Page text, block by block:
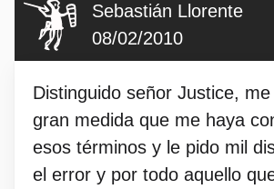
Sebastián Llorente
08/02/2010
Distinguido señor Justice,
gran medida que me haya
esos términos y le pido mil
el error y por todo aquello